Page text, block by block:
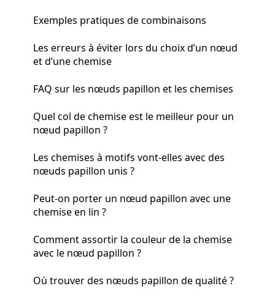
Exemples pratiques de combinaisons
Les erreurs à éviter lors du choix d’un nœud
et d’une chemise
FAQ sur les nœuds papillon et les chemises
Quel col de chemise est le meilleur pour un
nœud papillon ?
Les chemises à motifs vont-elles avec des
nœuds papillon unis ?
Peut-on porter un nœud papillon avec une
chemise en lin ?
Comment assortir la couleur de la chemise
avec le nœud papillon ?
Où trouver des nœuds papillon de qualité ?